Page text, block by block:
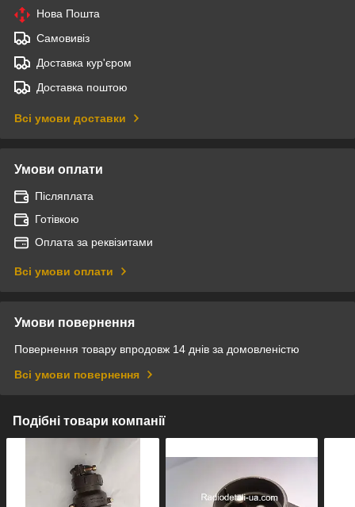
Нова Пошта
Самовивіз
Доставка кур'єром
Доставка поштою
Всі умови доставки
Умови оплати
Післяплата
Готівкою
Оплата за реквізитами
Всі умови оплати
Умови повернення
Повернення товару впродовж 14 днів за домовленістю
Всі умови повернення
Подібні товари компанії